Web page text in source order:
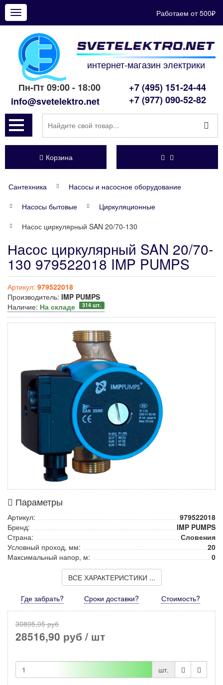
Показать
меню
Работаем от 500₽
интернет-магазин электрики
Пн-Пт 09:00 - 18:00
info@svetelektro.net
+7 (495) 151-24-44
+7 (977) 090-52-82
Корзина
Сантехника
Насосы и насосное оборудование
Насосы бытовые
Циркуляционные
Насос циркулярный SAN 20/70-130
Насос циркулярный SAN 20/70-
130 979522018 IMP PUMPS
Артикул: 979522018
Производитель: IMP PUMPS
Наличие: На складе 314 шт.
Параметры
Артикул:
979522018
Бренд:
IMP PUMPS
Страна:
Словения
Условный проход, мм:
20
Максимальный напор, м:
0
ВСЕ ХАРАКТЕРИСТИКИ ...
Где забрать? Сроки доставки? Стоимость?
30895,05 руб
28516,90 руб / шт
шт.